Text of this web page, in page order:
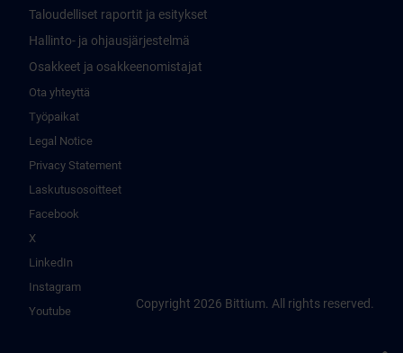
Taloudelliset raportit ja esitykset
Hallinto- ja ohjausjärjestelmä
Osakkeet ja osakkeenomistajat
Ota yhteyttä
Työpaikat
Legal Notice
Privacy Statement
Laskutusosoitteet
Facebook
X
LinkedIn
Instagram
Youtube
Copyright 2026 Bittium. All rights reserved.